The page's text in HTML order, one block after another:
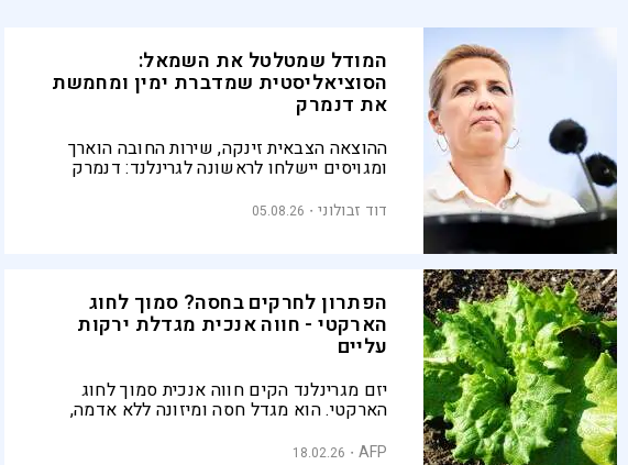
המודל שמטלטל את השמאל:
הסוציאליסטית שמדברת ימין ומחמשת
את דנמרק
ההוצאה הצבאית זינקה, שירות החובה הוארך
ומגויסים יישלחו לראשונה לגרינלנד: דנמרק
הממשלה הסוציאליסטית שלה מוכיחה שאפשר
דוד זבולוני 05.08.26
הפתרון לחרקים בחסה? סמוך לחוג
הארקטי - חווה אנכית מגדלת ירקות
עליים
יזם מגרינלנד הקים חווה אנכית סמוך לחוג
הארקטי. הוא מגדל חסה ומיזונה ללא אדמה,
ומזיקים הפוגעים בגידולים, ומאפשר לו לגדל
AFP
18.02.26